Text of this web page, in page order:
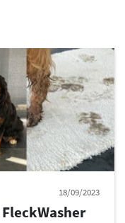
18/09/2023